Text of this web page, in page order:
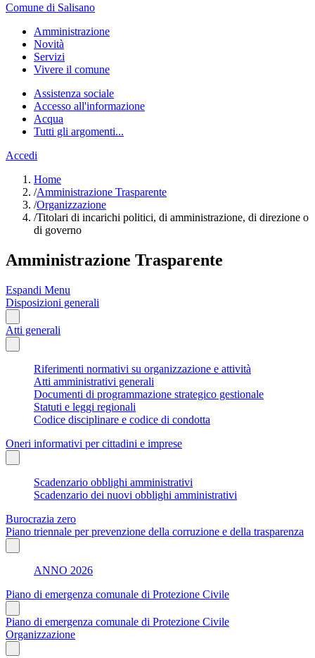
Comune di Salisano
Amministrazione
Novità
Servizi
Vivere il comune
Assistenza sociale
Accesso all'informazione
Acqua
Tutti gli argomenti...
Accedi
Home
/Amministrazione Trasparente
/Organizzazione
/Titolari di incarichi politici, di amministrazione, di direzione o
di governo
Amministrazione Trasparente
Espandi Menu
Disposizioni generali
Atti generali
Riferimenti normativi su organizzazione e attività
Atti amministrativi generali
Documenti di programmazione strategico gestionale
Statuti e leggi regionali
Codice disciplinare e codice di condotta
Oneri informativi per cittadini e imprese
Scadenzario obblighi amministrativi
Scadenzario dei nuovi obblighi amministrativi
Burocrazia zero
Piano triennale per prevenzione della corruzione e della trasparenza
ANNO 2026
Piano di emergenza comunale di Protezione Civile
Piano di emergenza comunale di Protezione Civile
Organizzazione